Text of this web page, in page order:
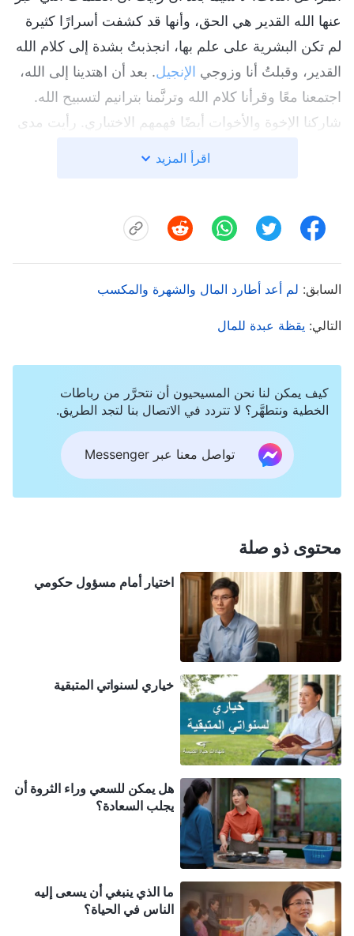
عنها الله القدير هي الحق، وأنها قد كشفت أسرارًا كثيرة
لم تكن البشرية على علم بها، انجذبتُ بشدة إلى كلام الله
القدير، وقبلتُ أنا وزوجي الإنجيل. بعد أن اهتدينا إلى الله،
اجتمعنا معًا وقرأنا كلام الله وترنَّمنا بترانيم لتسبيح الله.
شاركنا الإخوة والأخوات أيضًا فهمهم الاختباري. رأيت مدى
نقاء وبساطة كل واحد منهم، فهم مختلفون تمامًا عن
بالتفاعل معهم، وأيضًا بالاجتماع معهم وعقد شركة كلام
في يونيو من عام 2008، حصلت أنا وزوجي على قرض
لشراء منزل، ونظر إلينا شركائي وزملاء الدراسة وأفراد
المدينة وقد اشترينا منزلًا بعد عامين فقط، فأعجبوا بنا
وأثنوا علينا أكثر. شعرت بسعادة غامرة في داخلي، ظانَّةً
أنني كنت أقترب من حياة التفوق التي لطالما حلمت بها.
لاحقًا، حصلت على ترقية، وتغير مُسمَّاي الوظيفي على
بطاقة العمل إلى "مديرة مبيعات"، وانتقل مكتبي من
زاوية صغيرة إلى مساحة أكثر بروزًا واستقلالية. كان
العملاء أيضًا باسم المديرة "يي". سِرتُ وظهري مستقيم،
وفجأة شعرت بأنني مختلفة عن الجميع. واستمتعت حقًّا
بهذا الشعور بالعلو والتعاظم. في ذلك الوقت، باستثناء
أوقات حضوري للاجتماعات، كنت أقضي جُلَّ وقتي تقريبًا
في العمل. كنت أفكر في الكسب السريع للمال من أجل
سداد القرض، حتى أتمكن من شراء منزل أكبر وأُحضر
أمي لتعيش معنا، فتتمتع هي أيضًا بحياة التفوق هذه معنا.
ومع توسع الشركة بشكل أكبر، أصبحت القواعد واللوائح
أكثر صرامة وتعقيدًا، وبصفتي مديرة مبيعات، تعيَّن عليَّ
في هذا الوضع، وقعت في حيرة من أمري: فإنْ أحسنتُ
القيام بعملي في الشركة، فسيعيق ذلك حياتي الكنسية،
ولكن إن عشت حياة كنسية، فسيتأثر عملي سلبًا، وإن لم
أُحسن القيام بعملي، فستتلاشى حياة التفوق التي أعيشها
الآن بلا شك. تمكنت في البداية من الاستمرار في حضور
الاجتماعات، لكن ذات يوم، سمعت من شركائي أن
اقرأ المزيد
السابق: لم أعد أطارد المال والشهرة والمكسب
التالي: يقظة عبدة للمال
كيف يمكن لنا نحن المسيحيون أن نتحرَّر من رباطات
الخطية ونتطهَّر؟ لا تتردد في الاتصال بنا لتجد الطريق.
تواصل معنا عبر Messenger
محتوى ذو صلة
اختيار أمام مسؤول حكومي
خياري لسنواتي المتبقية
هل يمكن للسعي وراء الثروة أن
يجلب السعادة؟
ما الذي ينبغي أن يسعى إليه
الناس في الحياة؟